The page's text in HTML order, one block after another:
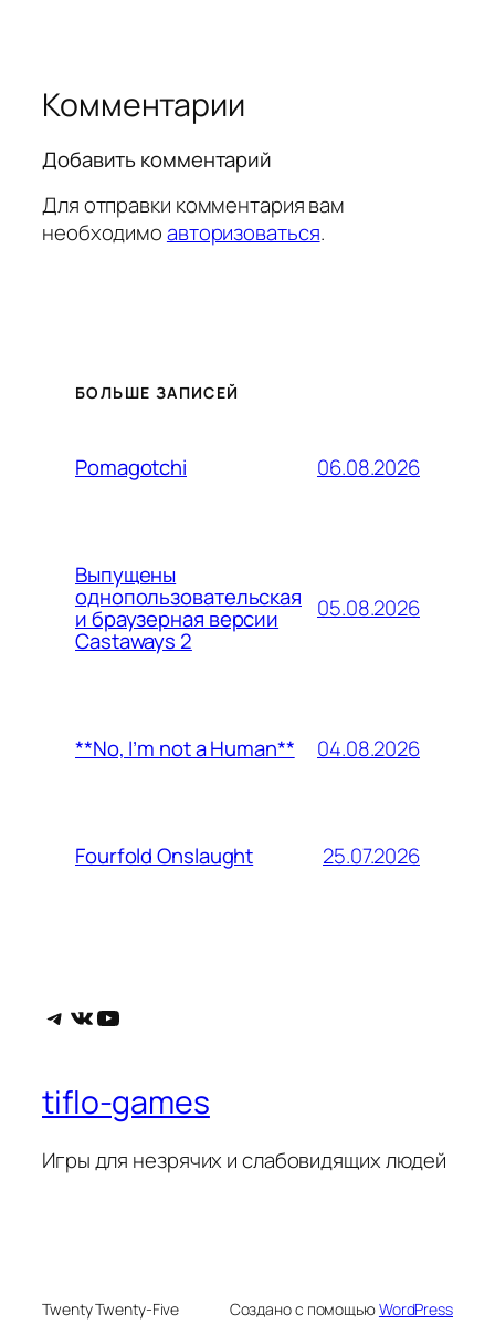
Комментарии
Добавить комментарий
Для отправки комментария вам
необходимоавторизоваться.
БОЛЬШЕ ЗАПИСЕЙ
Pomagotchi 06.08.2026
Выпущены
однопользовательская
и браузерная версии
Castaways 2
05.08.2026
**No, I’m not a Human** 04.08.2026
Fourfold Onslaught 25.07.2026
Telegram
ВКонтакте
YouTube
tiflo-games
Игры для незрячих и слабовидящих людей
Twenty Twenty-Five Создано с помощьюWordPress